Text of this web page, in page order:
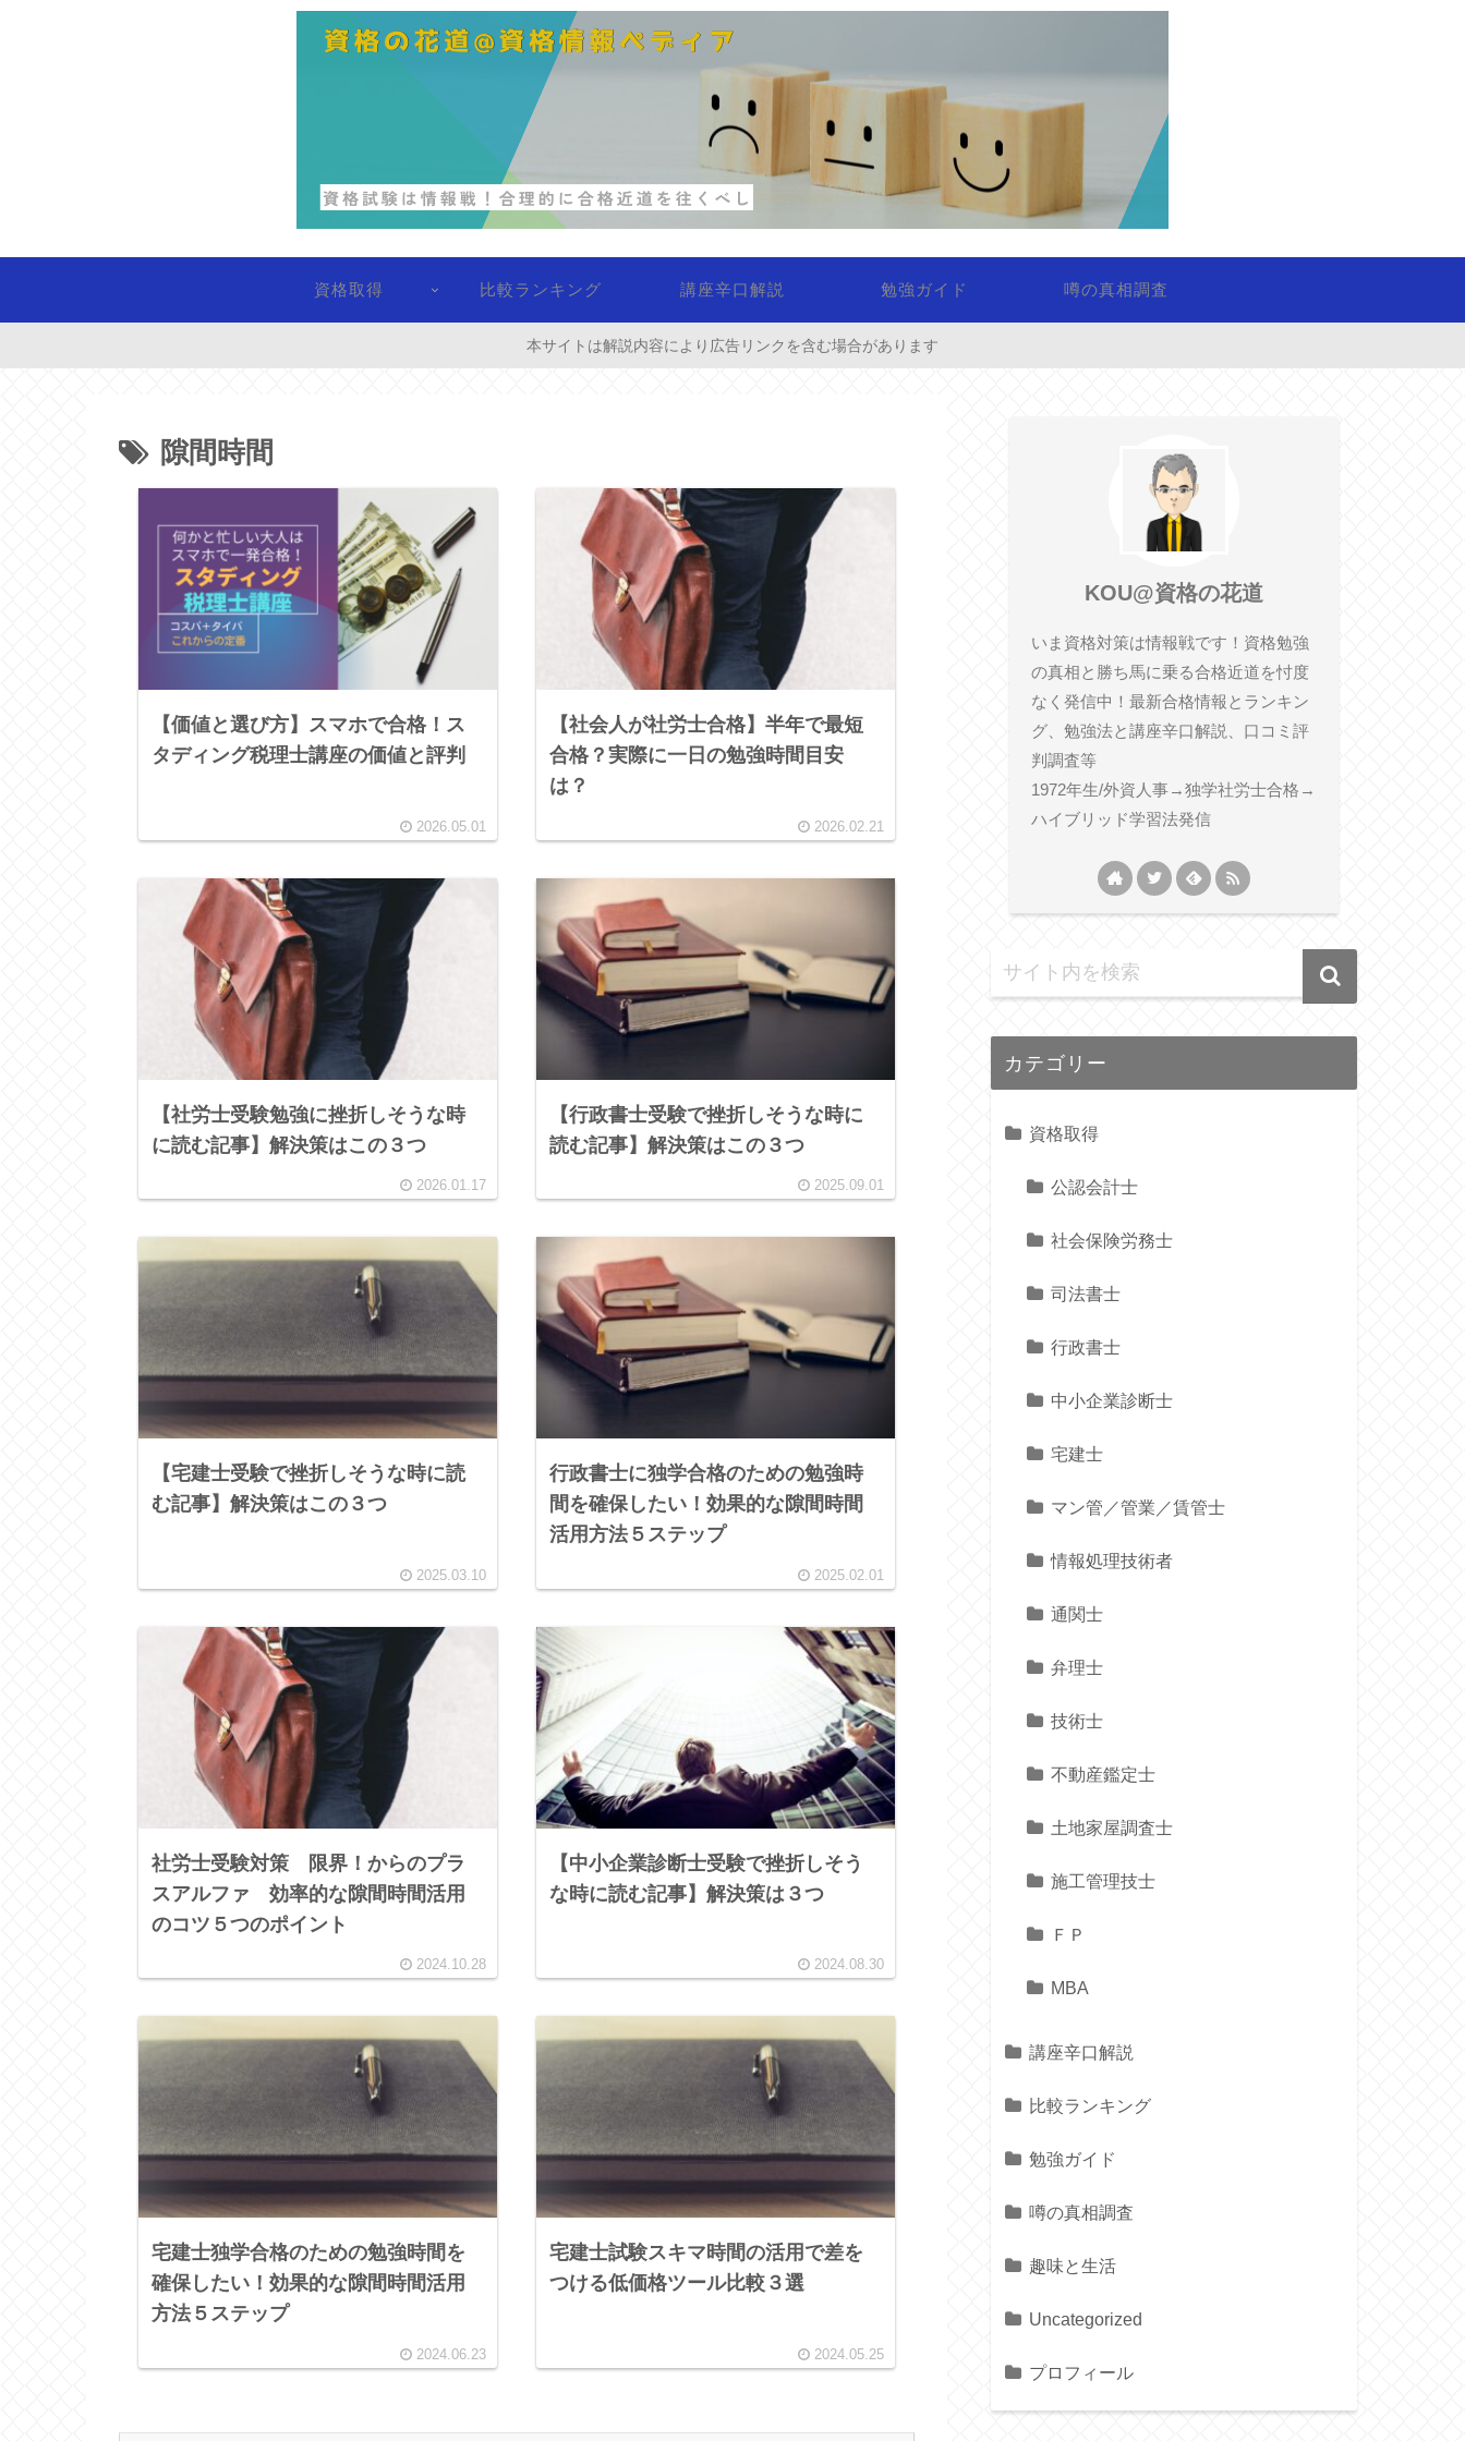
資格取得 比較ランキング 講座辛口解説 勉強ガイド 噂の真相調査
本サイトは解説内容により広告リンクを含む場合があります
隙間時間
【価値と選び方】スマホで合格！ス
タディング税理士講座の価値と評判
2026.05.01
【社会人が社労士合格】半年で最短
合格？実際に一日の勉強時間目安
は？
2026.02.21
【社労士受験勉強に挫折しそうな時
に読む記事】解決策はこの３つ
2026.01.17
【行政書士受験で挫折しそうな時に
読む記事】解決策はこの３つ
2025.09.01
【宅建士受験で挫折しそうな時に読
む記事】解決策はこの３つ
2025.03.10
行政書士に独学合格のための勉強時
間を確保したい！効果的な隙間時間
活用方法５ステップ
2025.02.01
社労士受験対策 限界！からのプラ
スアルファ 効率的な隙間時間活用
のコツ５つのポイント
2024.10.28
【中小企業診断士受験で挫折しそう
な時に読む記事】解決策は３つ
2024.08.30
宅建士独学合格のための勉強時間を
確保したい！効果的な隙間時間活用
方法５ステップ
2024.06.23
宅建士試験スキマ時間の活用で差を
つける低価格ツール比較３選
2024.05.25
KOU@資格の花道
いま資格対策は情報戦です！資格勉強
の真相と勝ち馬に乗る合格近道を忖度
なく発信中！最新合格情報とランキン
グ、勉強法と講座辛口解説、口コミ評
判調査等
1972年生/外資人事→独学社労士合格→
ハイブリッド学習法発信
カテゴリー
資格取得
公認会計士
社会保険労務士
司法書士
行政書士
中小企業診断士
宅建士
マン管／管業／賃管士
情報処理技術者
通関士
弁理士
技術士
不動産鑑定士
土地家屋調査士
施工管理技士
ＦＰ
MBA
講座辛口解説
比較ランキング
勉強ガイド
噂の真相調査
趣味と生活
Uncategorized
プロフィール